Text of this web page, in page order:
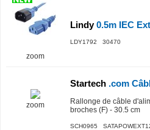
zoom
Lindy0.5m IEC
LDY1792 30470
zoom
Startech .com
Rallonge de câble
broches (F) - 30.5 cm
SCH0965